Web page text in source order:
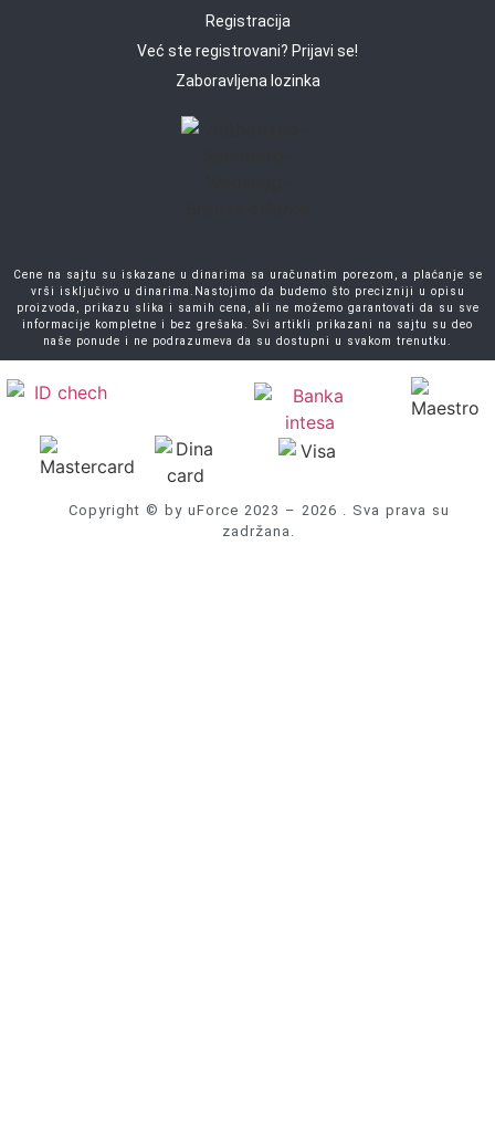
Registracija
Već ste registrovani? Prijavi se!
Zaboravljena lozinka
Cene na sajtu su iskazane u dinarima sa uračunatim porezom, a plaćanje se
vrši isključivo u dinarima.Nastojimo da budemo što precizniji u opisu
proizvoda, prikazu slika i samih cena, ali ne možemo garantovati da su sve
informacije kompletne i bez grešaka. Svi artikli prikazani na sajtu su deo
naše ponude i ne podrazumeva da su dostupni u svakom trenutku.
Copyright © by uForce 2023 – 2026 . Sva prava su
zadržana.